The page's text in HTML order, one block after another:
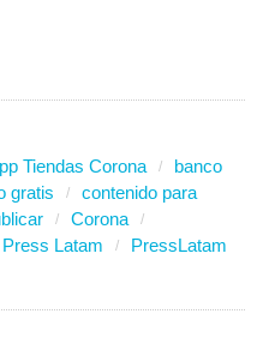
Tiendas Corona
banco
gratis
contenido para
Corona
Press Latam
PressLatam